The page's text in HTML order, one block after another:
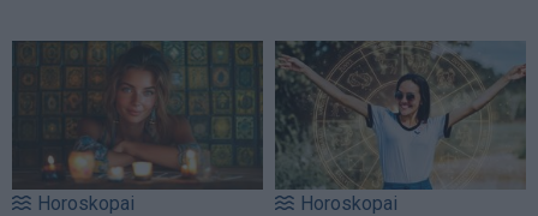
Horoskopai Horoskopai